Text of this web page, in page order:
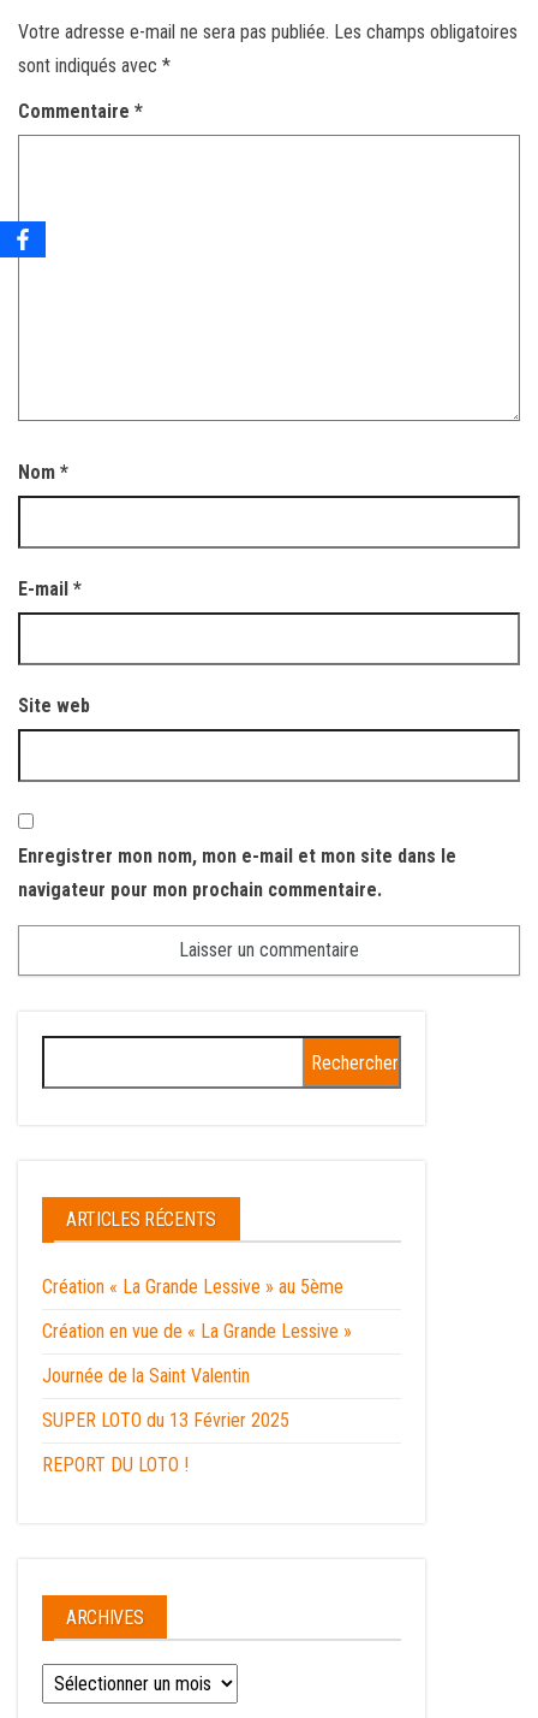
Votre adresse e-mail ne sera pas publiée. Les champs obligatoires
sont indiqués avec *
Commentaire *
Nom *
E-mail *
Site web
Enregistrer mon nom, mon e-mail et mon site dans le
navigateur pour mon prochain commentaire.
ARTICLES RÉCENTS
Création « La Grande Lessive » au 5ème
Création en vue de « La Grande Lessive »
Journée de la Saint Valentin
SUPER LOTO du 13 Février 2025
REPORT DU LOTO !
ARCHIVES